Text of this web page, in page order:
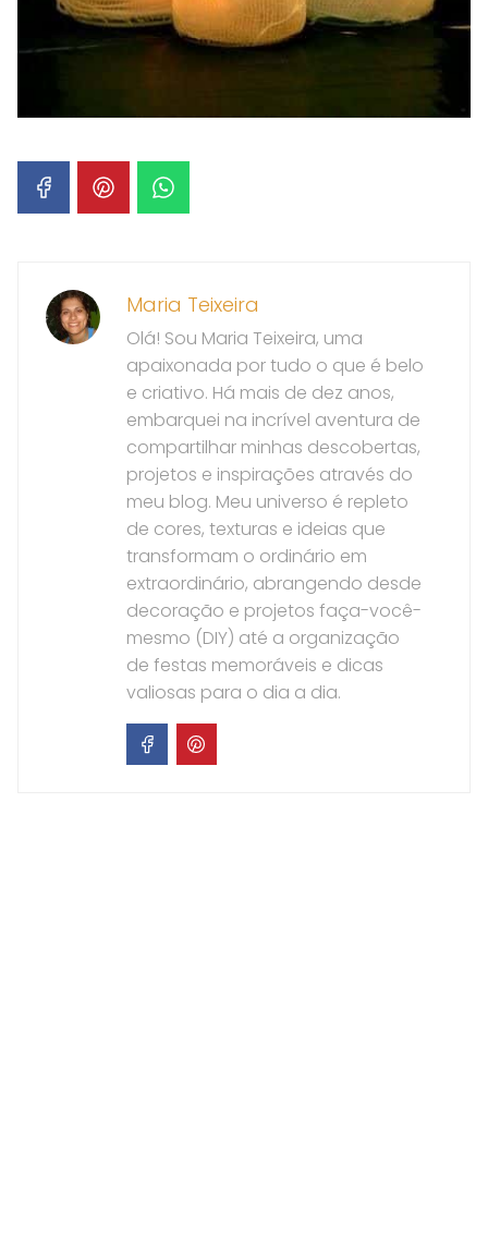
Maria Teixeira
Olá! Sou Maria Teixeira, uma
apaixonada por tudo o que é belo
e criativo. Há mais de dez anos,
embarquei na incrível aventura de
compartilhar minhas descobertas,
projetos e inspirações através do
meu blog. Meu universo é repleto
de cores, texturas e ideias que
transformam o ordinário em
extraordinário, abrangendo desde
decoração e projetos faça-você-
mesmo (DIY) até a organização
de festas memoráveis e dicas
valiosas para o dia a dia.